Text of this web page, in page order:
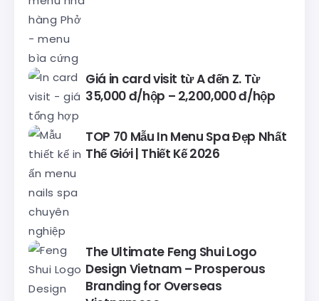
Giá in card visit từ A đến Z. Từ
35,000 đ/hộp – 2,200,000 đ/hộp
TOP 70 Mẫu In Menu Spa Đẹp Nhất
Thế Giới | Thiết Kế 2026
The Ultimate Feng Shui Logo
Design Vietnam – Prosperous
Branding for Overseas